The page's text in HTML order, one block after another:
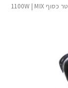
/ מיקסר מקצועי 8 ליטר כסוף 1100W | MIX